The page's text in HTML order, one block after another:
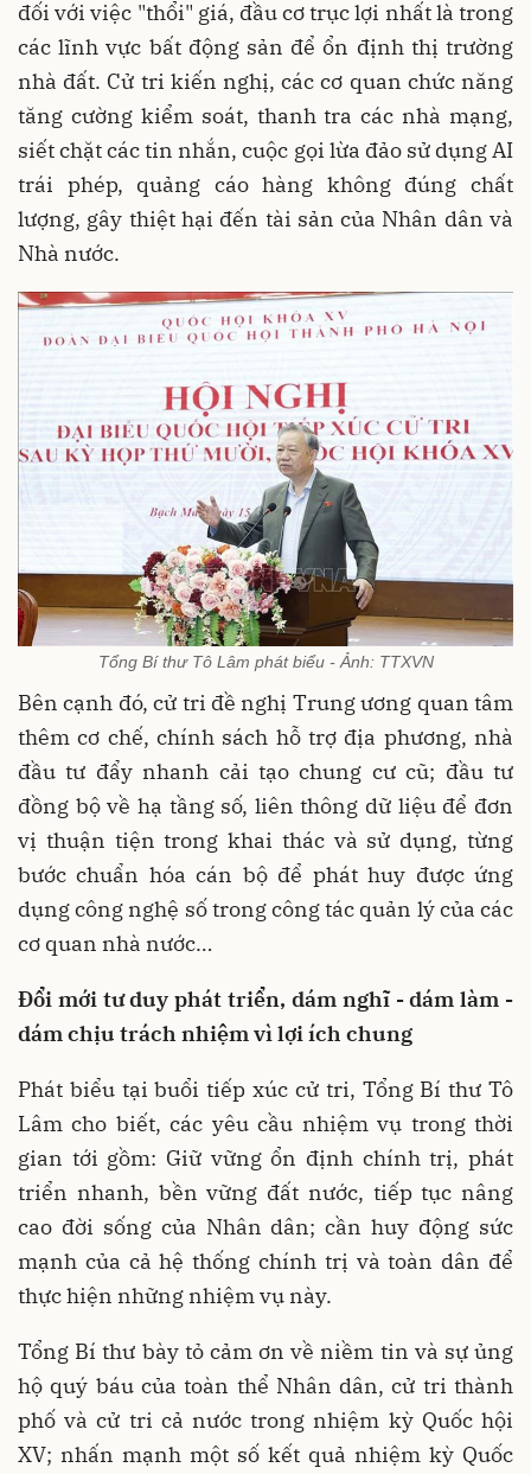
đối với việc "thổi" giá, đầu cơ trục lợi nhất là trong
các lĩnh vực bất động sản để ổn định thị trường
nhà đất. Cử tri kiến nghị, các cơ quan chức năng
tăng cường kiểm soát, thanh tra các nhà mạng,
siết chặt các tin nhắn, cuộc gọi lừa đảo sử dụng AI
trái phép, quảng cáo hàng không đúng chất
lượng, gây thiệt hại đến tài sản của Nhân dân và
Nhà nước.
Tổng Bí thư Tô Lâm phát biểu - Ảnh: TTXVN
Bên cạnh đó, cử tri đề nghị Trung ương quan tâm
thêm cơ chế, chính sách hỗ trợ địa phương, nhà
đầu tư đẩy nhanh cải tạo chung cư cũ; đầu tư
đồng bộ về hạ tầng số, liên thông dữ liệu để đơn
vị thuận tiện trong khai thác và sử dụng, từng
bước chuẩn hóa cán bộ để phát huy được ứng
dụng công nghệ số trong công tác quản lý của các
cơ quan nhà nước…
Đổi mới tư duy phát triển, dám nghĩ - dám làm -
dám chịu trách nhiệm vì lợi ích chung
Phát biểu tại buổi tiếp xúc cử tri, Tổng Bí thư Tô
Lâm cho biết, các yêu cầu nhiệm vụ trong thời
gian tới gồm: Giữ vững ổn định chính trị, phát
triển nhanh, bền vững đất nước, tiếp tục nâng
cao đời sống của Nhân dân; cần huy động sức
mạnh của cả hệ thống chính trị và toàn dân để
thực hiện những nhiệm vụ này.
Tổng Bí thư bày tỏ cảm ơn về niềm tin và sự ủng
hộ quý báu của toàn thể Nhân dân, cử tri thành
phố và cử tri cả nước trong nhiệm kỳ Quốc hội
XV; nhấn mạnh một số kết quả nhiệm kỳ Quốc